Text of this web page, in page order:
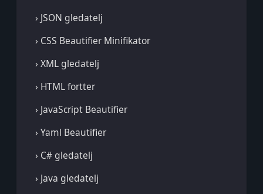
› JSON gledatelj
› CSS Beautifier Minifikator
› XML gledatelj
› HTML fortter
› JavaScript Beautifier
› Yaml Beautifier
› C# gledatelj
› Java gledatelj